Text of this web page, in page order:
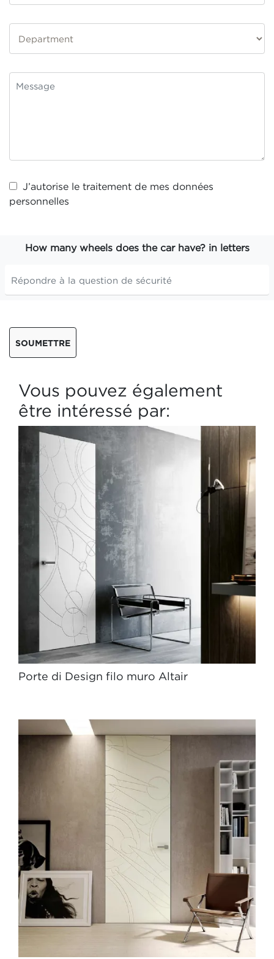
J’autorise le traitement de mes données
personnelles
How many wheels does the car have? in letters
SOUMETTRE
Vous pouvez également
être intéressé par:
Porte di Design filo muro Altair